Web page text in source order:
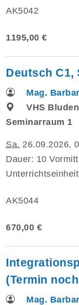
AK5042
1195,00 €
Deutsch C1,
Mag.
VHS
Seminarraum 1
Sa. 26.09.2026,
Dauer: 10
AK5044
670,00 €
(Termin
Mag.